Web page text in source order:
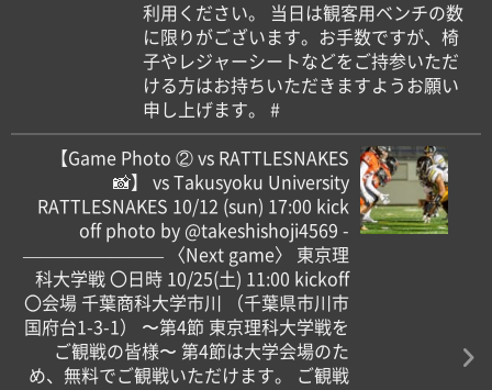
利用ください。 当日は観客用ベンチの数
に限りがございます。お手数ですが、椅
子やレジャーシートなどをご持参いただ
ける方はお持ちいただきますようお願い
申し上げます。 #
【Game Photo ② vs RATTLESNAKES
📸】 vs Takusyoku University
RATTLESNAKES 10/12 (sun) 17:00 kick
off photo by @takeshishoji4569 -
———————— 〈Next game〉 東京理
科大学戦 〇日時 10/25(土) 11:00 kickoff
〇会場 千葉商科大学市川 （千葉県市川市
国府台1-3-1） 〜第4節 東京理科大学戦を
ご観戦の皆様〜 第4節は大学会場のた
め、無料でご観戦いただけます。 ご観戦